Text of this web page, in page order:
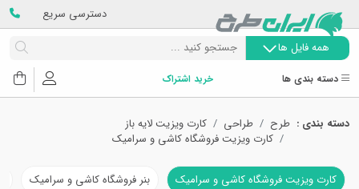
دسترسی سریع
همه فایل ها
دسته بندی ها خرید اشتراک
دسته بندی : طرح طراحی
کارت ویزیت لایه باز
کارت ویزیت فروشگاه کاشی و سرامیک
کارت ویزیت فروشگاه کاشی و سرامیک بنر فروشگاه کاشی و سرامیک